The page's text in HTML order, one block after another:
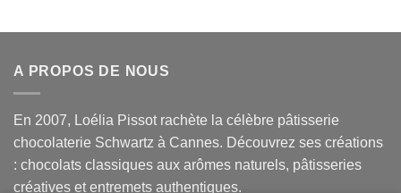
A PROPOS DE NOUS
En 2007, Loélia Pissot rachète la célèbre pâtisserie
chocolaterie Schwartz à Cannes. Découvrez ses créations
: chocolats classiques aux arômes naturels, pâtisseries
créatives et entremets authentiques.